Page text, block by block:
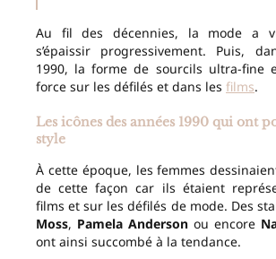
Au fil des décennies, la mode a
s’épaissir progressivement. Puis,
1990, la forme de sourcils ultra-fine
force sur les défilés et dans les films.
Les icônes des années 1990 qui ont
style
À cette époque, les femmes
de cette façon car ils étaient
films et sur les défilés de mode. Des
Moss, Pamela Anderson ou encore
ont ainsi succombé à la tendance.